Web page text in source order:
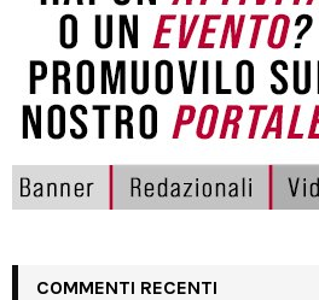
COMMENTI RECENTI